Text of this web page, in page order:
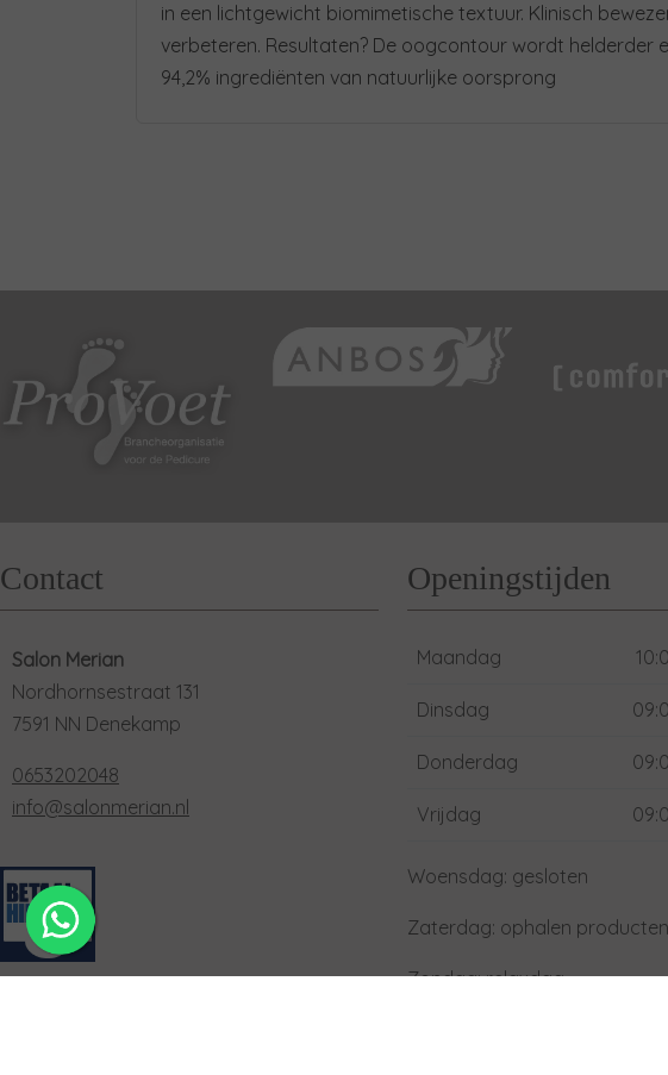
in een lichtgewicht biomimetische textuur. Klinisch
verbeteren. Resultaten? De oogcontour wordt helderder
94,2% ingrediënten van natuurlijke oorsprong
Contact
Salon Merian
Nordhornsestraat 131
7591 NN Denekamp
0653202048
info@salonmerian.nl
Openingstijden
Maandag
Dinsdag
Donderdag
Vrijdag
Woensdag: gesloten
Zaterdag: ophalen producten
Zondag: relaxdag